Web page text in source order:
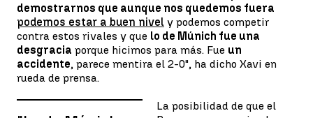
demostrarnos que aunque nos quedemos fuera
podemos estar a buen nivel y podemos competir
contra estos rivales y que lo de Múnich fue una
desgracia porque hicimos para más. Fue un
accidente, parece mentira el 2-0", ha dicho Xavi en
rueda de prensa.
La posibilidad de que el